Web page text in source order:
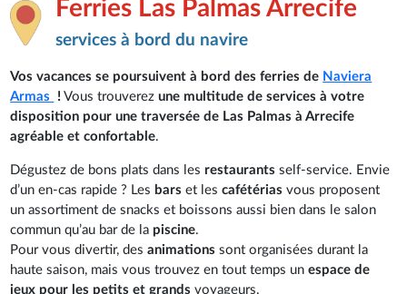
Ferries Las Palmas Arrecife
services à bord du navire
Vos vacances se poursuivent à bord des ferries de Naviera
Armas
! Vous trouverezune multitude de services à votre
disposition pour une traversée de Las Palmas à Arrecife
agréable et confortable.
Dégustez de bons plats dans les restaurantsself-service. Envie
d’un en-cas rapide ? Les barset lescafétérias vous proposent
un assortiment de snacks et boissons aussi bien dans le salon
commun qu’au bar de la piscine.
Pour vous divertir, desanimationssont organisées durant la
haute saison, mais vous trouvez en tout temps unespace de
jeux pour les petits et grands voyageurs.